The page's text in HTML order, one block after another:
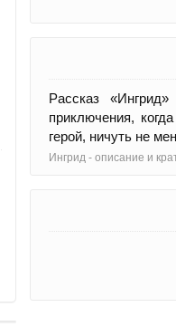
Рассказ
приключения,
герой, ничуть не
Ингрид - oписание и